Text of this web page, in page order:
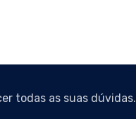
todas as suas dúvidas.